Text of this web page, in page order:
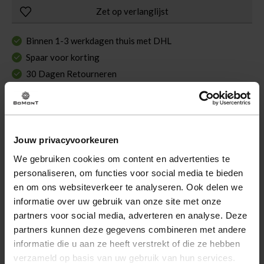
Jouw privacyvoorkeuren
We gebruiken cookies om content en advertenties te
personaliseren, om functies voor social media te bieden
en om ons websiteverkeer te analyseren. Ook delen we
informatie over uw gebruik van onze site met onze
partners voor social media, adverteren en analyse. Deze
partners kunnen deze gegevens combineren met andere
informatie die u aan ze heeft verstrekt of die ze hebben
verzameld op basis van uw gebruik van hun services.
Zet op verlanglijst
Binnen 1-3 werkdagen thuis met DHL
Spaar voor korting
30 Dagen Retourneren
Omschrijving
De Pantalon Wide Leg van Geisha is een stijlvolle dames
lange broek met een casual uitstraling. Deze flared jeans
heeft een normale taille en voor- en achterzakken, ideaal
voor een modieuze en comfortabele look. Perfect voor
elke gelegenheid.